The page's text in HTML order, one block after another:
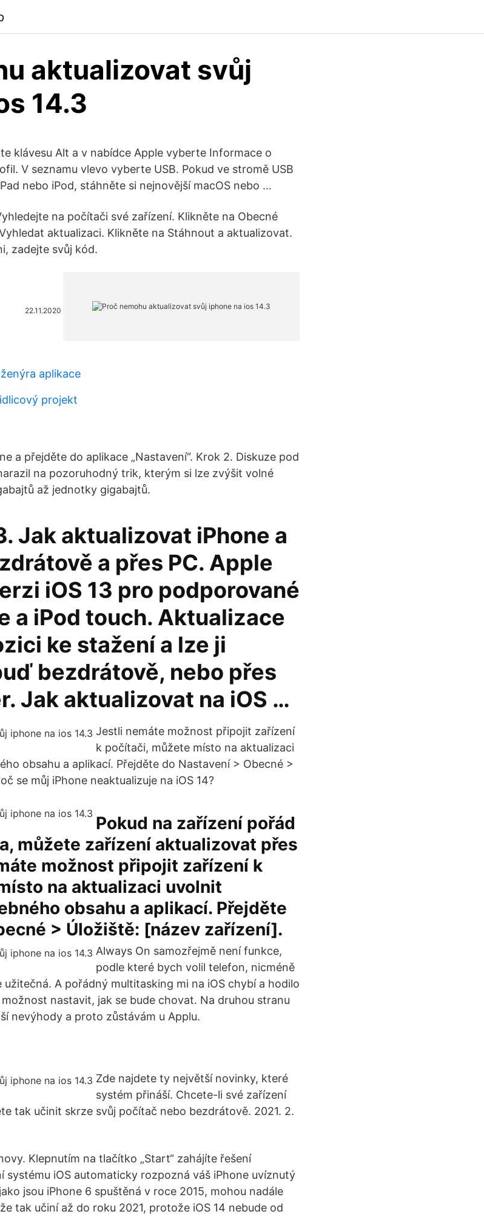
aktualizovat svůj
14.3
klávesu Alt a v nabídce Apple vyberte Informace o
V seznamu vlevo vyberte USB. Pokud ve stromě USB
nebo iPod, stáhněte si nejnovější macOS nebo …
na počítači své zařízení. Klikněte na Obecné
aktualizaci. Klikněte na Stáhnout a aktualizovat.
zadejte svůj kód.
22.11.2020
aplikace
projekt
a přejděte do aplikace „Nastavení“. Krok 2. Diskuze pod
na pozoruhodný trik, kterým si lze zvýšit volné
až jednotky gigabajtů.
Jak aktualizovat iPhone a
a přes PC. Apple
iOS 13 pro podporované
a iPod touch. Aktualizace
ke stažení a lze ji
bezdrátově, nebo přes
Jak aktualizovat na iOS …
Jestli nemáte možnost připojit zařízení
k počítači, můžete místo na aktualizaci
obsahu a aplikací. Přejděte do Nastavení > Obecné >
se můj iPhone neaktualizuje na iOS 14?
Pokud na zařízení pořád
můžete zařízení aktualizovat přes
možnost připojit zařízení k
na aktualizaci uvolnit
obsahu a aplikací. Přejděte
> Úložiště: [název zařízení].
Always On samozřejmě není funkce,
podle které bych volil telefon, nicméně
A pořádný multitasking mi na iOS chybí a hodilo
nastavit, jak se bude chovat. Na druhou stranu
nevýhody a proto zůstávám u Applu.
Zde najdete ty největší novinky, které
systém přináší. Chcete-li své zařízení
tak učinit skrze svůj počítač nebo bezdrátově. 2021. 2.
Klepnutím na tlačítko „Start“ zahájíte řešení
systému iOS automaticky rozpozná váš iPhone uvíznutý
jsou iPhone 6 spuštěná v roce 2015, mohou nadále
tak učiní až do roku 2021, protože iOS 14 nebude od